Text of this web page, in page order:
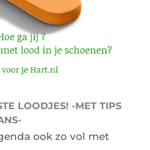
LOODJES! -MET TIPS
ook zo vol met